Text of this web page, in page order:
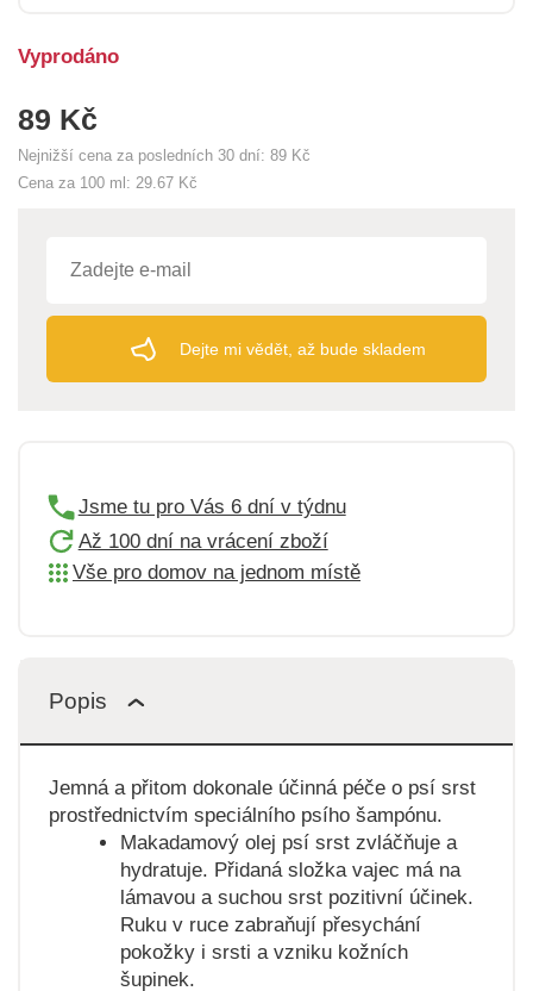
89 Kč
Nejnižší cena za posledních 30 dní: 89 Kč
Cena za 100 ml: 29.67 Kč
Vyprodáno
Dejte mi vědět, až bude skladem
Jsme tu pro Vás 6 dní v týdnu
Až 100 dní na vrácení zboží
Vše pro domov na jednom místě
Popis
Jemná a přitom dokonale účinná péče o psí srst
prostřednictvím speciálního psího šampónu.
Makadamový olej psí srst zvláčňuje a
hydratuje. Přidaná složka vajec má na
lámavou a suchou srst pozitivní účinek.
Ruku v ruce zabraňují přesychání
pokožky i srsti a vzniku kožních
šupinek.